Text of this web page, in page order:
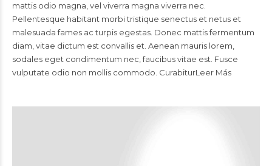
mattis odio magna, vel viverra magna viverra nec.
Pellentesque habitant morbi tristique senectus et netus et
malesuada fames ac turpis egestas. Donec mattis fermentum
diam, vitae dictum est convallis et. Aenean mauris lorem,
sodales eget condimentum nec, faucibus vitae est. Fusce
vulputate odio non mollis commodo. CurabiturLeer Más